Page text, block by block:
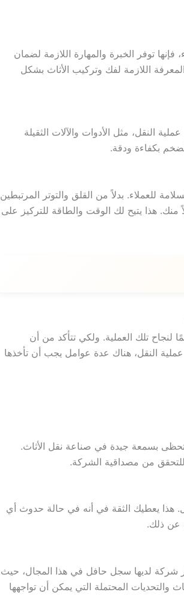
توفر الخبرة والمهارة اللازمة لضمان
اللازمة لفك وتركيب الأثاث بشكل
النقل، مثل الأدوات والآلات الثقيلة
بكفاءة ودقة.
للعملاء. بدلاً من القلق والتوتر المرتبطين
منك. هذا يتيح لك الوقت والطاقة للتركيز على
لنجاح تلك العملية. ولكي تتأكد من أن
النقل، هناك عدة عوامل يجب أن تأخذها
بسمعة جيدة في صناعة نقل الأثاث.
للتحقق من مصداقية الشركة.
هذا يعطيك الثقة في أنه في حالة حدوث أي
عن ذلك.
شركة لديها سجل حافل في هذا المجال، حيث
والتحديات المحتملة التي يمكن أن تواجهها